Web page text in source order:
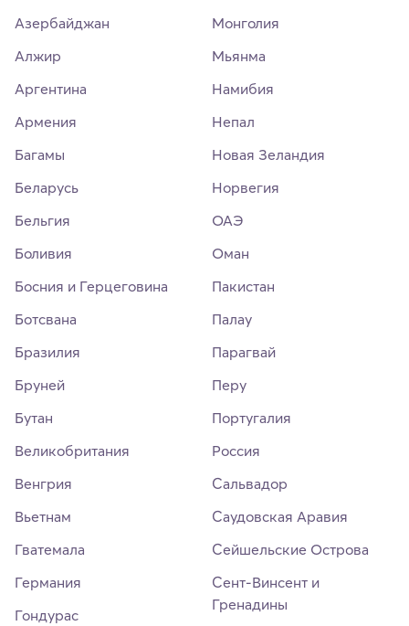
Азербайджан
Алжир
Аргентина
Армения
Багамы
Беларусь
Бельгия
Боливия
Босния и Герцеговина
Ботсвана
Бразилия
Бруней
Бутан
Великобритания
Венгрия
Вьетнам
Гватемала
Германия
Гондурас
Монголия
Мьянма
Намибия
Непал
Новая Зеландия
Норвегия
ОАЭ
Оман
Пакистан
Палау
Парагвай
Перу
Португалия
Россия
Сальвадор
Саудовская Аравия
Сейшельские Острова
Сент-Винсент и
Гренадины